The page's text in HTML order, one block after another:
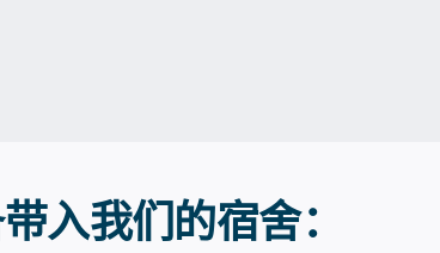
入我们的宿舍：